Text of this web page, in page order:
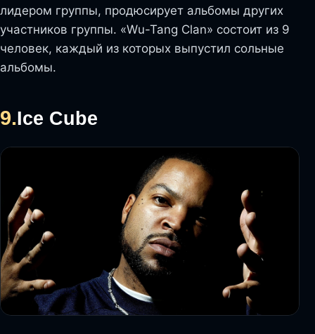
лидером группы, продюсирует альбомы других
участников группы. «Wu-Tang Clan» состоит из 9
человек, каждый из которых выпустил сольные
альбомы.
9.Ice Cube